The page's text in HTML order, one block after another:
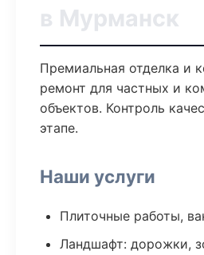
в Мурманск
Премиальная отделка и
ремонт для частных и
объектов. Контроль
этапе.
Наши услуги
Плиточные работы,
Ландшафт: дорожки,